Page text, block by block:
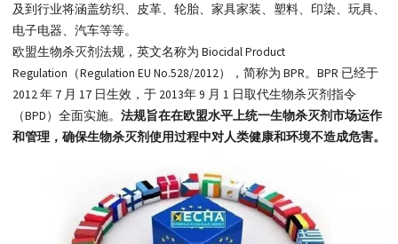
及到行业将涵盖纺织、皮革、轮胎、家具家装、塑料、印染、玩具、
电子电器、汽车等等。
欧盟生物杀灭剂法规，英文名称为 Biocidal Product
Regulation（Regulation EU No.528/2012），简称为 BPR。BPR 已经于
2012 年 7 月 17 日生效，于 2013年 9 月 1 日取代生物杀灭剂指令
（BPD）全面实施。 法规旨在在欧盟水平上统一生物杀灭剂市场运作
和管理，确保生物杀灭剂使用过程中对人类健康和环境不造成危害。